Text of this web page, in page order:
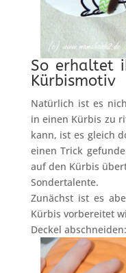
So erhaltet
Kürbismotiv
Natürlich ist es
in einen Kürbis zu
kann, ist es gleich
einen Trick
auf den Kürbis
Sondertalente.
Zunächst ist es
Kürbis vorbereitet
Deckel abschneiden: